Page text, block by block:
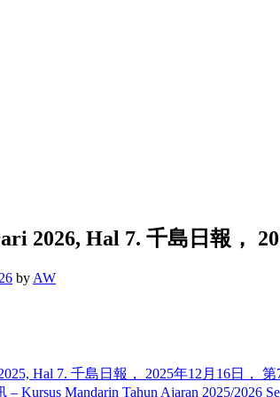
2026, Hal 7. 千島日報，
by AW
Hal 7. 千島日報， 2025年12月16日， 第
Kursus Mandarin Tahun Ajaran 2025/2026